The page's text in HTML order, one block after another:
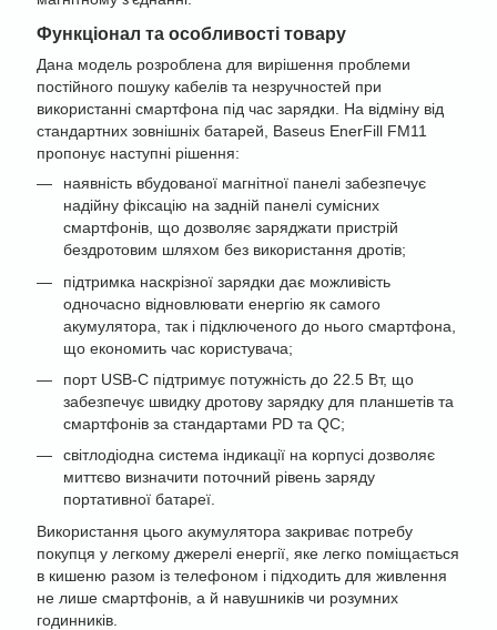
Функціонал та особливості товару
Дана модель розроблена для вирішення проблеми
постійного пошуку кабелів та незручностей при
використанні смартфона під час зарядки. На відміну від
стандартних зовнішніх батарей, Baseus EnerFill FM11
пропонує наступні рішення:
наявність вбудованої магнітної панелі забезпечує
надійну фіксацію на задній панелі сумісних
смартфонів, що дозволяє заряджати пристрій
бездротовим шляхом без використання дротів;
підтримка наскрізної зарядки дає можливість
одночасно відновлювати енергію як самого
акумулятора, так і підключеного до нього смартфона,
що економить час користувача;
порт USB-C підтримує потужність до 22.5 Вт, що
забезпечує швидку дротову зарядку для планшетів та
смартфонів за стандартами PD та QC;
світлодіодна система індикації на корпусі дозволяє
миттєво визначити поточний рівень заряду
портативної батареї.
Використання цього акумулятора закриває потребу
покупця у легкому джерелі енергії, яке легко поміщається
в кишеню разом із телефоном і підходить для живлення
не лише смартфонів, а й навушників чи розумних
годинників.